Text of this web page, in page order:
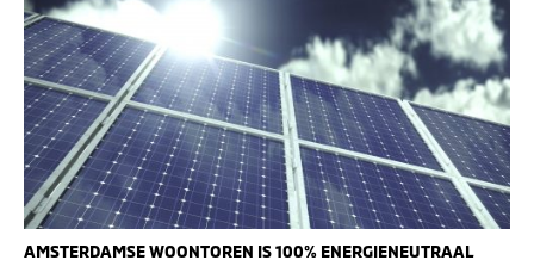
AMSTERDAMSE WOONTOREN IS 100% ENERGIENEUTRAAL